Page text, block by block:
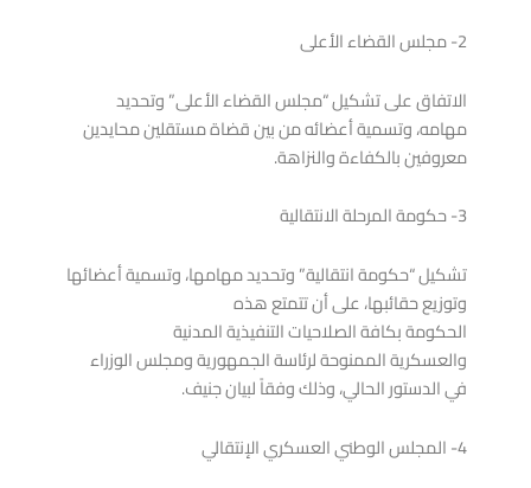
الاتفاق على تشكيل “مجلس القضاء الأعلى” وتحديد
مهامه، وتسمية أعضائه من بين قضاة مستقلين محايدين
معروفين بالكفاءة والنزاهة.
تشكيل “حكومة انتقالية” وتحديد مهامها، وتسمية أعضائها
وتوزيع حقائبها، على أن تتمتع هذه
الحكومة بكافة الصلاحيات التنفيذية المدنية
والعسكرية الممنوحة لرئاسة الجمهورية ومجلس الوزراء
في الدستور الحالي، وذلك وفقاً لبيان جنيف.